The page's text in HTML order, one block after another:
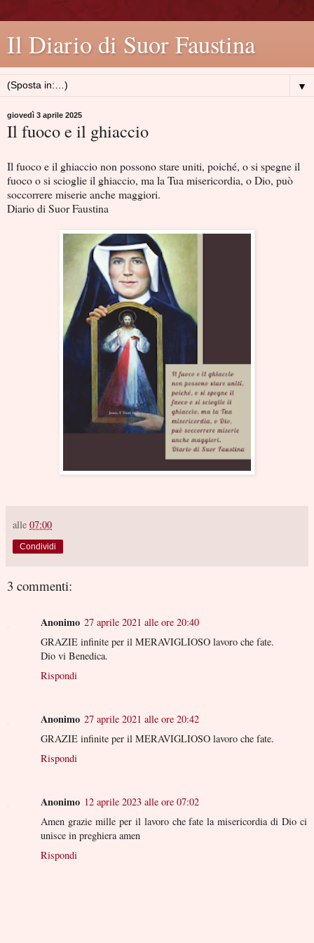
Il Diario di Suor Faustina
▼
giovedì 3 aprile 2025
Il fuoco e il ghiaccio
Il fuoco e il ghiaccio non possono stare uniti, poiché, o si spegne il
fuoco o si scioglie il ghiaccio, ma la Tua misericordia, o Dio, può
soccorrere miserie anche maggiori.
Diario di Suor Faustina
alle 07:00
Condividi
3 commenti:
Anonimo 27 aprile 2021 alle ore 20:40
GRAZIE infinite per il MERAVIGLIOSO lavoro che fate.
Dio vi Benedica.
Rispondi
Anonimo 27 aprile 2021 alle ore 20:42
GRAZIE infinite per il MERAVIGLIOSO lavoro che fate.
Rispondi
Anonimo 12 aprile 2023 alle ore 07:02
Amen grazie mille per il lavoro che fate la misericordia di Dio ci
unisce in preghiera amen
Rispondi